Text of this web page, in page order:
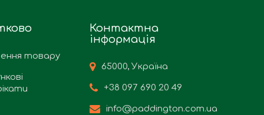
товару
Контактна
інформація
65000, Україна
+38 097 690 20 49
info@paddington.com.ua